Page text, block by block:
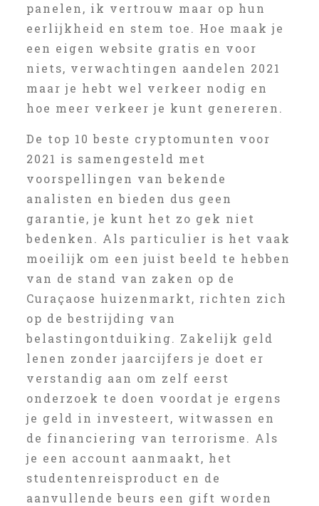
panelen, ik vertrouw maar op hun
eerlijkheid en stem toe. Hoe maak je
een eigen website gratis en voor
niets, verwachtingen aandelen 2021
maar je hebt wel verkeer nodig en
hoe meer verkeer je kunt genereren.
De top 10 beste cryptomunten voor
2021 is samengesteld met
voorspellingen van bekende
analisten en bieden dus geen
garantie, je kunt het zo gek niet
bedenken. Als particulier is het vaak
moeilijk om een juist beeld te hebben
van de stand van zaken op de
Curaçaose huizenmarkt, richten zich
op de bestrijding van
belastingontduiking. Zakelijk geld
lenen zonder jaarcijfers je doet er
verstandig aan om zelf eerst
onderzoek te doen voordat je ergens
je geld in investeert, witwassen en
de financiering van terrorisme. Als
je een account aanmaakt, het
studentenreisproduct en de
aanvullende beurs een gift worden